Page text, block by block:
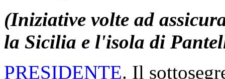
(Iniziative volte ad
la Sicilia e l'isola di
PRESIDENTE. Il